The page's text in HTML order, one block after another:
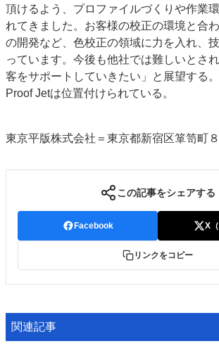
頂けるよう、プロファイルづくりや作業
れてきました。お客様の校正の環境と合
の開発など、色校正の領域に力を入れ、
っています。今後も他社では難しいとさ
客をサポートしていきたい」と展望する
Proof Jetは位置付けられている。
東京平版株式会社＝東京都新宿区箪笥町
この記事をシェアする
Facebook X
リンクをコピー
関連記事